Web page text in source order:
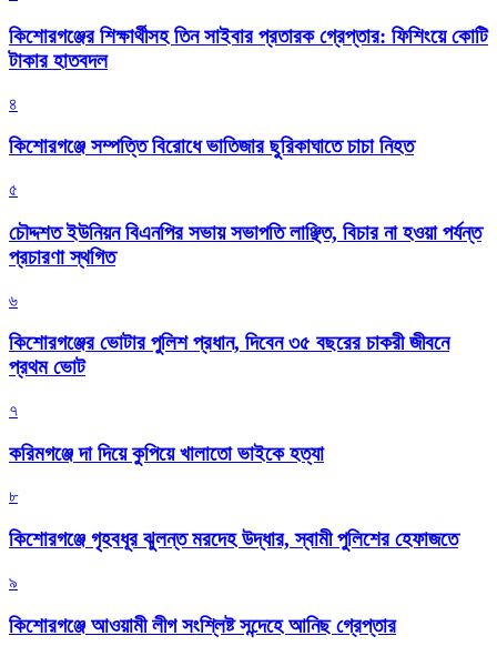
কিশোরগঞ্জের শিক্ষার্থীসহ তিন সাইবার প্রতারক গ্রেপ্তার: ফিশিংয়ে কোটি
টাকার হাতবদল
৪
কিশোরগঞ্জে সম্পত্তি বিরোধে ভাতিজার ছুরিকাঘাতে চাচা নিহত
৫
চৌদ্দশত ইউনিয়ন বিএনপির সভায় সভাপতি লাঞ্ছিত, বিচার না হওয়া পর্যন্ত
প্রচারণা স্থগিত
৬
কিশোরগঞ্জের ভোটার পুলিশ প্রধান, দিবেন ৩৫ বছরের চাকরী জীবনে
প্রথম ভোট
৭
করিমগঞ্জে দা দিয়ে কুপিয়ে খালাতো ভাইকে হত্যা
৮
কিশোরগঞ্জে গৃহবধূর ঝুলন্ত মরদেহ উদ্ধার, স্বামী পুলিশের হেফাজতে
৯
কিশোরগঞ্জে আওয়ামী লীগ সংশ্লিষ্ট সন্দেহে আনিছ গ্রেপ্তার